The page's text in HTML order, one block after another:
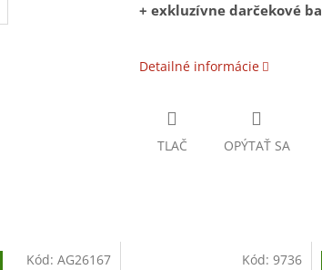
O
+ exkluzívne darčekové
Detailné informácie
TLAČ OPÝTAŤ SA
Kód: AG26167 Kód:9736